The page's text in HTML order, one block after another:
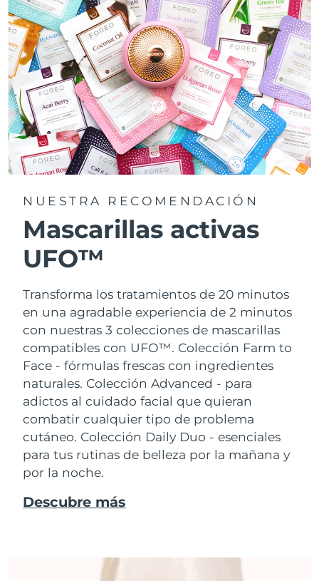
NUESTRA RECOMENDACIÓN
Mascarillas activas
UFO™
Transforma los tratamientos de 20 minutos
en una agradable experiencia de 2 minutos
con nuestras 3 colecciones de mascarillas
compatibles con UFO™. Colección Farm to
Face - fórmulas frescas con ingredientes
naturales. Colección Advanced - para
adictos al cuidado facial que quieran
combatir cualquier tipo de problema
cutáneo. Colección Daily Duo - esenciales
para tus rutinas de belleza por la mañana y
por la noche.
Descubre más